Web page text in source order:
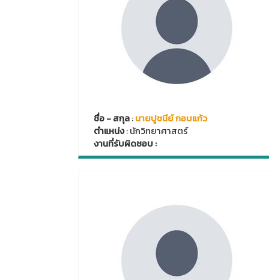
ชื่อ - สกุล:นายปูชนีย์ กอบแก้ว
ตำแหน่ง: นักวิทยาศาสตร์
งานที่รับผิดชอบ :